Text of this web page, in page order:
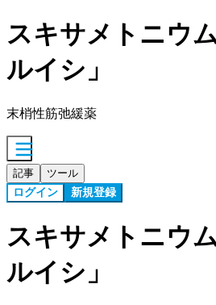
スキサメトニウ
ルイシ」
末梢性筋弛緩薬
記事 ツール
ログイン 新規登録
スキサメトニウ
ルイシ」